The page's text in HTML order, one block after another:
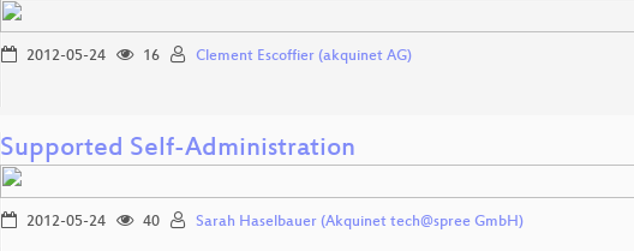
2012-05-24 16 Clement Escoffier (akquinet AG)
Supported Self-Administration
2012-05-24 40 Sarah Haselbauer (Akquinet tech@spree GmbH)